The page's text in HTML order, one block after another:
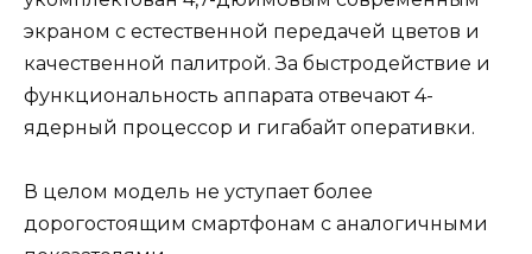
экраном с естественной передачей цветов и
качественной палитрой. За быстродействие и
функциональность аппарата отвечают 4-
ядерный процессор и гигабайт оперативки.
В целом модель не уступает более
дорогостоящим смартфонам с аналогичными